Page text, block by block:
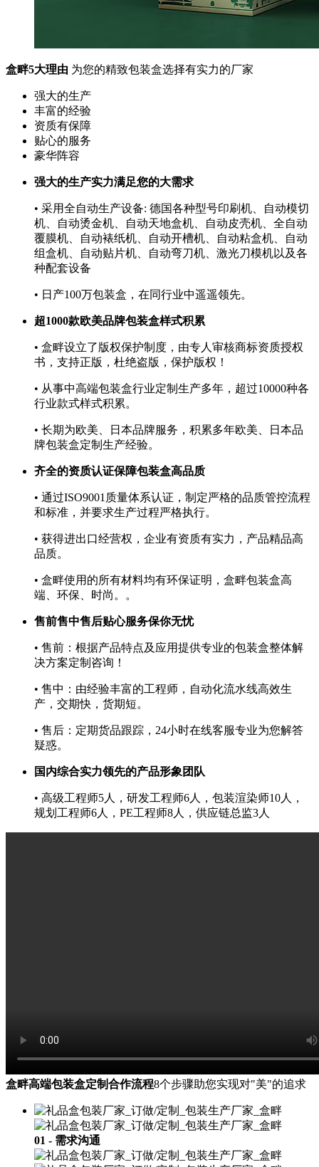
盒畔5大理由 为您的精致包装盒选择有实力的厂家
强大的生产
丰富的经验
资质有保障
贴心的服务
豪华阵容
强大的生产实力满足您的大需求
• 采用全自动生产设备: 德国各种型号印刷机、自动模切
机、自动烫金机、自动天地盒机、自动皮壳机、全自动
覆膜机、自动裱纸机、自动开槽机、自动粘盒机、自动
组盒机、自动贴片机、自动弯刀机、激光刀模机以及各
种配套设备
• 日产100万包装盒，在同行业中遥遥领先。
超1000款欧美品牌包装盒样式积累
• 盒畔设立了版权保护制度，由专人审核商标资质授权
书，支持正版，杜绝盗版，保护版权！
• 从事中高端包装盒行业定制生产多年，超过10000种各
行业款式样式积累。
• 长期为欧美、日本品牌服务，积累多年欧美、日本品
牌包装盒定制生产经验。
齐全的资质认证保障包装盒高品质
• 通过ISO9001质量体系认证，制定严格的品质管控流程
和标准，并要求生产过程严格执行。
• 获得进出口经营权，企业有资质有实力，产品精品高
品质。
• 盒畔使用的所有材料均有环保证明，盒畔包装盒高
端、环保、时尚。。
售前售中售后贴心服务保你无忧
• 售前：根据产品特点及应用提供专业的包装盒整体解
决方案定制咨询！
• 售中：由经验丰富的工程师，自动化流水线高效生
产，交期快，货期短。
• 售后：定期货品跟踪，24小时在线客服专业为您解答
疑惑。
国内综合实力领先的产品形象团队
• 高级工程师5人，研发工程师6人，包装渲染师10人，
规划工程师6人，PE工程师8人，供应链总监3人
盒畔高端包装盒定制合作流程8个步骤助您实现对"美"的追求
01 - 需求沟通